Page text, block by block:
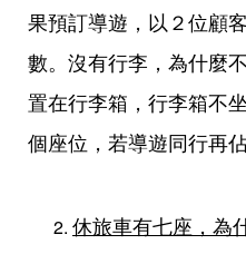
果預訂導遊，以２位顧
數。沒有行李，為什麼
置在行李箱，行李箱不
個座位，若導遊同行再
休旅車有七座，為